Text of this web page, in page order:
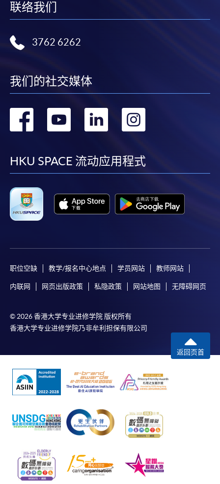
联络我们
3762 6262
我们的社交媒体
转
facebook
转
youtube
转
linkedin
转
HKU SPACE 流动应用程式
职位空缺 教学/报名中心地点 学员网站 教师网站
内联网 网页出版政策 私隐政策 网站地图 无障碍网页
© 2026 香港大学专业进修学院 版权所有
香港大学专业进修学院乃非牟利担保有限公司
返回页首